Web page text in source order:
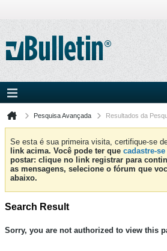
Pesquisa Avançada Resultados da
Se esta é sua primeira visita, certifique-se
link acima. Você pode ter que cadastre-se
postar: clique no link registrar para
as mensagens, selecione o fórum que
abaixo.
Search Result
Sorry, you are not authorized to view this